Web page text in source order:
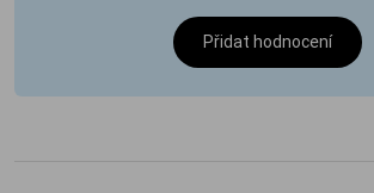
Přidat hodnocení